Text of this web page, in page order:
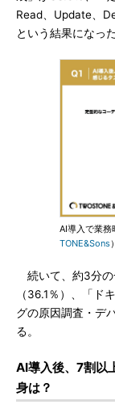
Read、Update、
という結果になった
AI導入で業務
TONE&Sons）
続いて、約3分の
（36.1％）、「ド
グの原因調査・デ
る。
AI導入後、7割以
身は？